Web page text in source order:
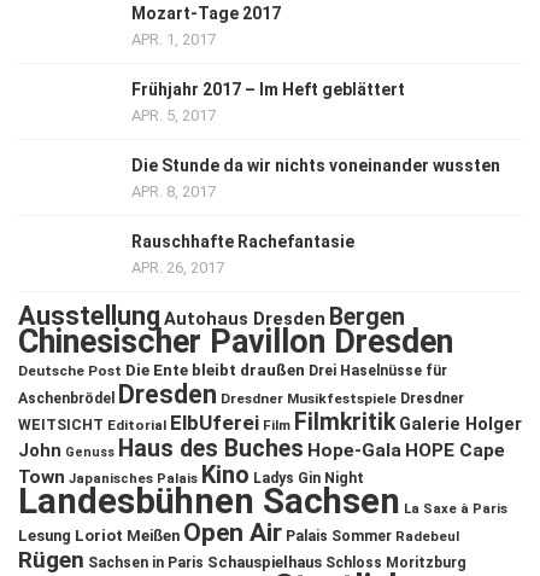
Mozart-Tage 2017
APR. 1, 2017
Frühjahr 2017 – Im Heft geblättert
APR. 5, 2017
Die Stunde da wir nichts voneinander wussten
APR. 8, 2017
Rauschhafte Rachefantasie
APR. 26, 2017
Ausstellung Autohaus Dresden Bergen
Chinesischer Pavillon Dresden
Deutsche Post Die Ente bleibt draußen Drei Haselnüsse für
Aschenbrödel
Dresden Dresdner Musikfestspiele Dresdner
WEITSICHT Editorial ElbUferei Film Filmkritik Galerie Holger
John Genuss Haus des Buches Hope-Gala HOPE Cape
Town Japanisches Palais Kino Ladys Gin Night
Landesbühnen Sachsen La Saxe à Paris
Lesung Loriot Meißen Open Air Palais Sommer Radebeul
Rügen Sachsen in Paris Schauspielhaus Schloss Moritzburg